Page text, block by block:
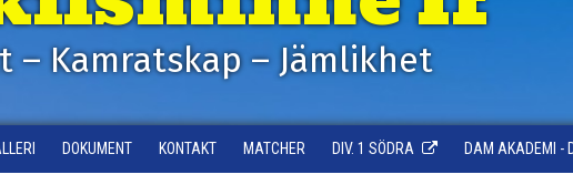
– Kamratskap – Jämlikhet
DOKUMENT KONTAKT MATCHER DIV. 1 SÖDRA DAM AKADEMI -